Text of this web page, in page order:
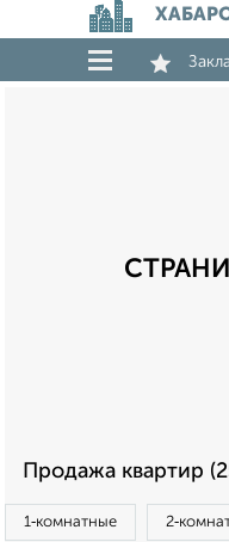
Продажа квартир
1‑комнатные